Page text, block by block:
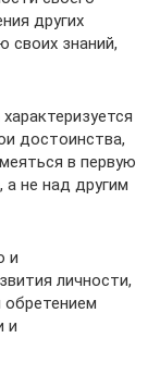
других
своих знаний,
достоинства,
в первую
не над другим
и
личности,
обретением
и